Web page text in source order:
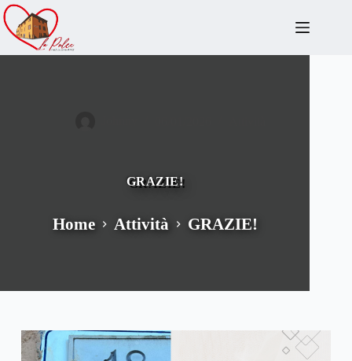
Salta
al
contenuto
GRAZIE!
Home Attività GRAZIE!